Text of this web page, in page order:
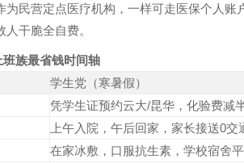
为民营定点医疗机构，一样可走医保个人
干脆全自费。
族最省钱时间轴
学生党（寒暑假）
凭学生证预约云大/昆华，化验费减
上午入院，午后回家，家长接送0交
在家冰敷，口服抗生素，学校宿舍